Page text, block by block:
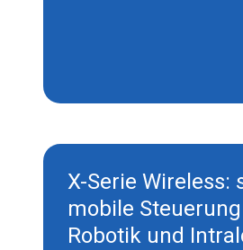
X-Serie Wireless:
mobile
Robotik und